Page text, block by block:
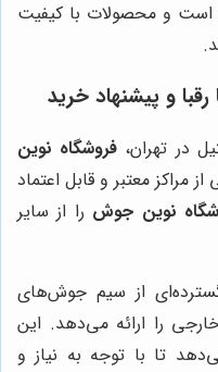
است و محصولات با کیفیت
رقبا و پیشنهاد خرید
در تهران، فروشگاه نوین
مراکز معتبر و قابل اعتماد
نوین جوش را از سایر
از سیم جوش‌های
را ارائه می‌دهد. این
تا با توجه به نیاز و